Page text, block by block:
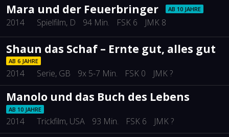
Mara und der Feuerbringer AB 10 JAHRE
2014 Spielfilm, D 94 Min. FSK 6 JMK 8
Shaun das Schaf – Ernte gut, alles gut
AB 6 JAHRE
2014 Serie, GB 9x 5-7 Min. FSK 0 JMK ?
Manolo und das Buch des Lebens
AB 10 JAHRE
2014 Trickfilm, USA 93 Min. FSK 6 JMK ?